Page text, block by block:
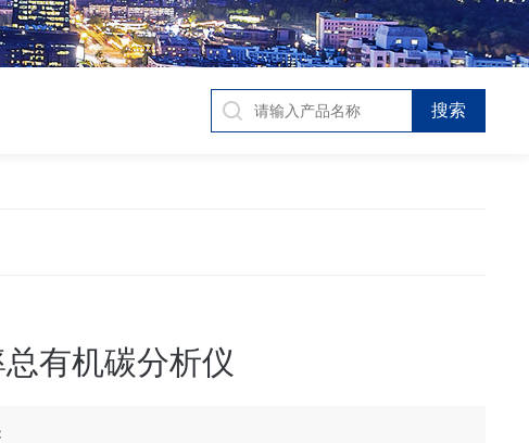
有机碳分析仪